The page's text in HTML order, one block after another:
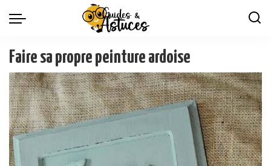
Faire sa propre peinture ardoise